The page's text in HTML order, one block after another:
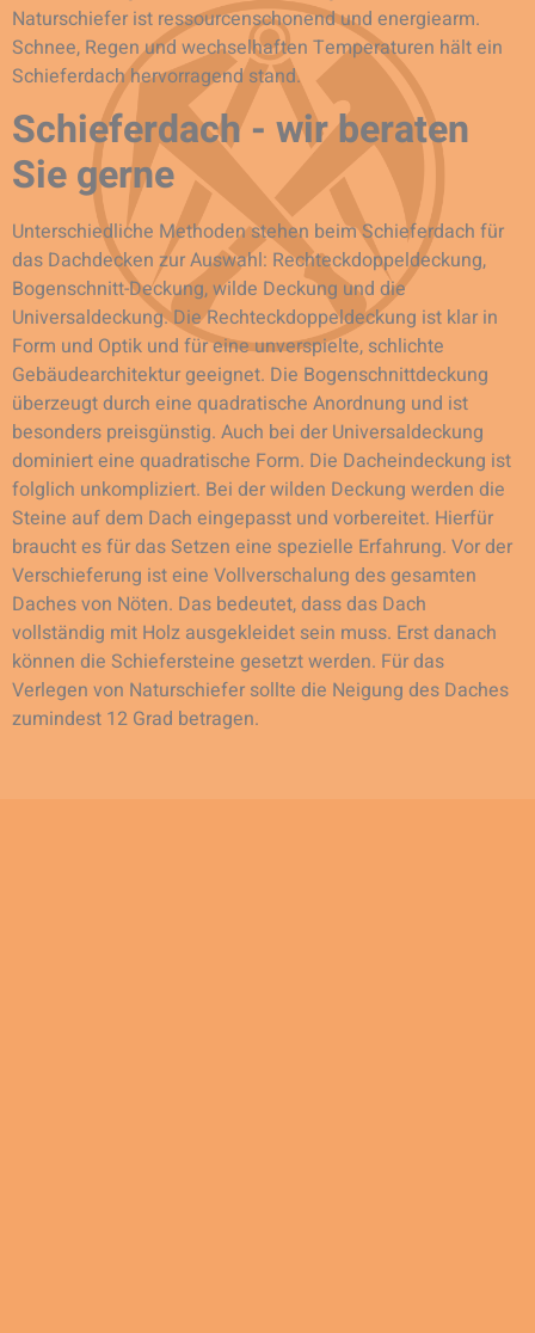
Naturschiefer ist ressourcenschonend und energiearm.
Schnee, Regen und wechselhaften Temperaturen hält ein
Schieferdach hervorragend stand.
Schieferdach - wir beraten
Sie gerne
Unterschiedliche Methoden stehen beim Schieferdach für
das Dachdecken zur Auswahl: Rechteckdoppeldeckung,
Bogenschnitt-Deckung, wilde Deckung und die
Universaldeckung. Die Rechteckdoppeldeckung ist klar in
Form und Optik und für eine unverspielte, schlichte
Gebäudearchitektur geeignet. Die Bogenschnittdeckung
überzeugt durch eine quadratische Anordnung und ist
besonders preisgünstig. Auch bei der Universaldeckung
dominiert eine quadratische Form. Die Dacheindeckung ist
folglich unkompliziert. Bei der wilden Deckung werden die
Steine auf dem Dach eingepasst und vorbereitet. Hierfür
braucht es für das Setzen eine spezielle Erfahrung. Vor der
Verschieferung ist eine Vollverschalung des gesamten
Daches von Nöten. Das bedeutet, dass das Dach
vollständig mit Holz ausgekleidet sein muss. Erst danach
können die Schiefersteine gesetzt werden. Für das
Verlegen von Naturschiefer sollte die Neigung des Daches
zumindest 12 Grad betragen.